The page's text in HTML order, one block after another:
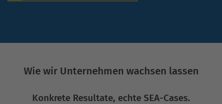
Wie wir Unternehmen wachsen lassen
Konkrete Resultate, echte SEA-Cases.